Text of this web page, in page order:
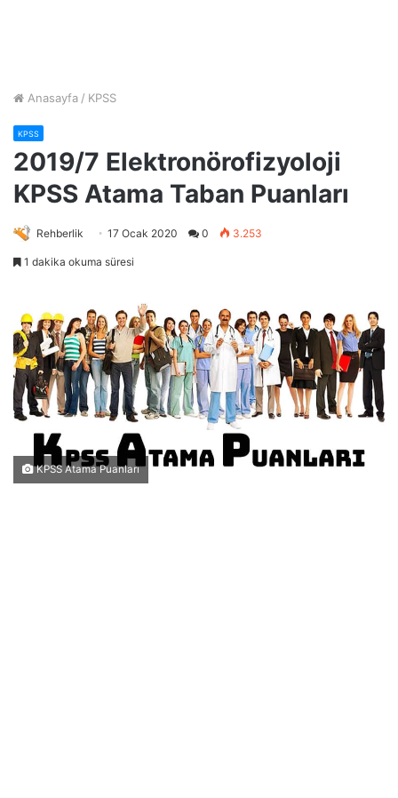
Anasayfa / KPSS
KPSS
2019/7 Elektronörofizyoloji
KPSS Atama Taban Puanları
Rehberlik 17 Ocak 2020 0 3.253
1 dakika okuma süresi
KPSS Atama Puanları